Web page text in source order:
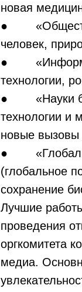
новая
●
человек,
●
технологии,
● «Науки
технологии и
новые вызовы
●
(глобальное
сохранение
Лучшие
проведения
оргкомитета
медиа.